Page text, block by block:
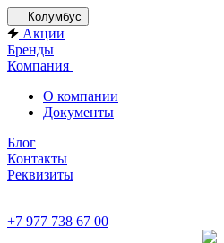
Колумбус
Акции
Бренды
Компания
О компании
Документы
Блог
Контакты
Реквизиты
+7 977 738 67 00